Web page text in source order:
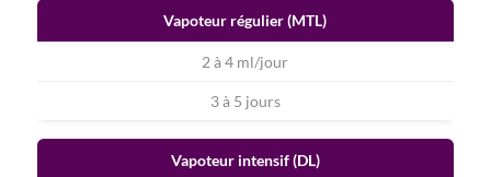
Vapoteur régulier (MTL)
2 à 4 ml/jour
3 à 5 jours
Vapoteur intensif (DL)